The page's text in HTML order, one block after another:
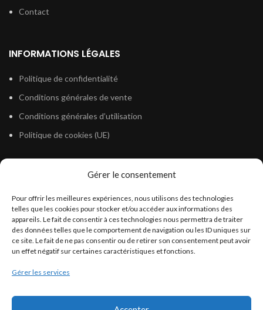
Gérer le consentement
Pour offrir les meilleures expériences, nous utilisons des technologies
telles que les cookies pour stocker et/ou accéder aux informations des
appareils. Le fait de consentir à ces technologies nous permettra de traiter
des données telles que le comportement de navigation ou les ID uniques sur
ce site. Le fait de ne pas consentir ou de retirer son consentement peut avoir
un effet négatif sur certaines caractéristiques et fonctions.
Gérer les services
Contact
INFORMATIONS LÉGALES
Politique de confidentialité
Conditions générales de vente
Conditions générales d’utilisation
Politique de cookies (UE)
Législation Gasoil Fioul GNR
Législation Essence
Législation Adblue
Législation Eau
Législation Lubrifiant
Législation Phytosanitaire